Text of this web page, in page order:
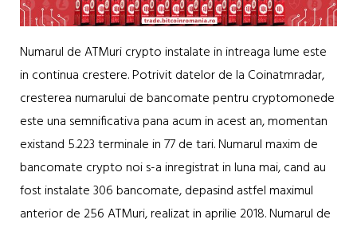
Numarul de ATMuri crypto instalate in intreaga lume este
in continua crestere. Potrivit datelor de la Coinatmradar,
cresterea numarului de bancomate pentru cryptomonede
este una semnificativa pana acum in acest an, momentan
existand 5.223 terminale in 77 de tari. Numarul maxim de
bancomate crypto noi s-a inregistrat in luna mai, cand au
fost instalate 306 bancomate, depasind astfel maximul
anterior de 256 ATMuri, realizat in aprilie 2018. Numarul de